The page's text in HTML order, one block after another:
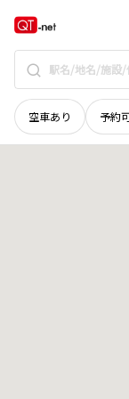
空車あり 予約
鳥取県